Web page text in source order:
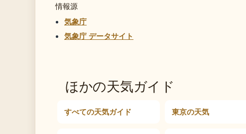
情報源
気象庁
気象庁 データサイト
ほかの天気ガイド
すべての天気ガイド 東京の天気